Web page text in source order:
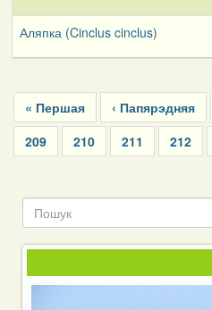
Аляпка (Cinclus cinclus)
Pagination
First
page
« Першая
Previous
page
‹ Папярэдняя
Page
209 Page
210 Page
211 Page
212